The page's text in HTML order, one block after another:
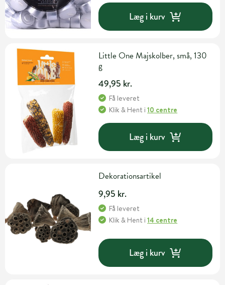
Læg i kurv
Little One Majskolber, små, 130
g
49,95 kr.
Få leveret
Klik & Hent i10 centre
Læg i kurv
Dekorationsartikel
9,95 kr.
Få leveret
Klik & Hent i14 centre
Læg i kurv